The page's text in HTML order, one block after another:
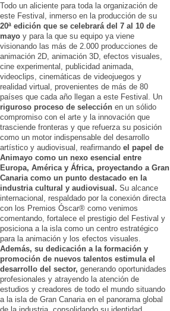
Todo un aliciente para toda la organización de
este Festival, inmerso en la producción de su
20ª edición que se celebrará del 7 al 10 de
mayo y para la que su equipo ya viene
visionando las más de 2.000 producciones de
animación 2D, animación 3D, efectos visuales,
cine experimental, publicidad animada,
videoclips, cinemáticas de videojuegos y
realidad virtual, provenientes de más de 80
países que cada año llegan a este Festival. Un
riguroso proceso de selección en un sólido
compromiso con el arte y la innovación que
trasciende fronteras y que refuerza su posición
como un motor indispensable del desarrollo
artístico y audiovisual, reafirmando el papel de
Animayo como un nexo esencial entre
Europa, América y África, proyectando a Gran
Canaria como un punto destacado en la
industria cultural y audiovisual. Su alcance
internacional, respaldado por la conexión directa
con los Premios Óscar® como venimos
comentando, fortalece el prestigio del Festival y
posiciona a la isla como un centro estratégico
para la animación y los efectos visuales.
Además, su dedicación a la formación y
promoción de nuevos talentos estimula el
desarrollo del sector, generando oportunidades
profesionales y atrayendo la atención de
estudios y creadores de todo el mundo situando
a la isla de Gran Canaria en el panorama global